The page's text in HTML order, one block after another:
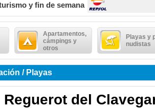
y fin de semana
Apartamentos,
cámpings y
otros
Playas y
nudistas
/ Playas
del